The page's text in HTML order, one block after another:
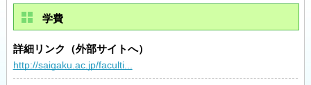
学費
詳細リンク（外部サイトへ）
http://saigaku.ac.jp/faculti...